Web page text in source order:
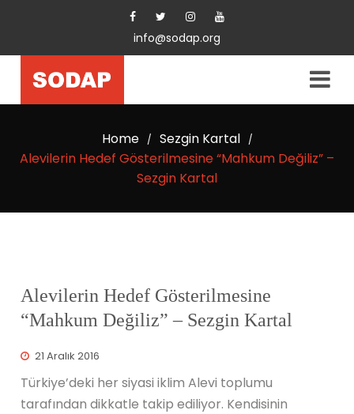
info@sodap.org
Home / Sezgin Kartal /
Alevilerin Hedef Gösterilmesine “Mahkum Değiliz” –
Sezgin Kartal
Alevilerin Hedef Gösterilmesine
“Mahkum Değiliz” – Sezgin Kartal
21 Aralık 2016
Türkiye’deki her siyasi iklim Alevi toplumu
tarafından dikkatle takip ediliyor. Kendisinin